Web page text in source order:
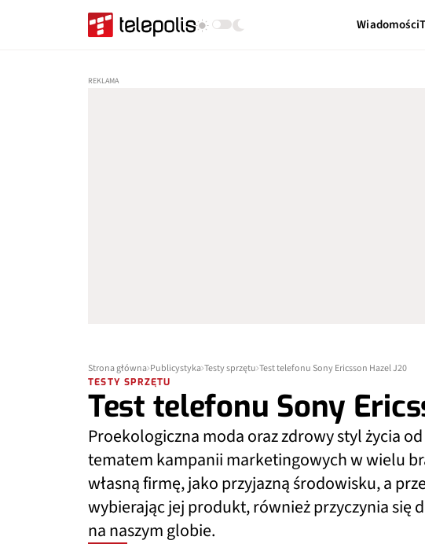
Wiadomości
Strona główna Publicystyka Testy sprzętu Test telefonu Sony Ericsson Hazel J20
TESTY SPRZĘTU
Test telefonu Sony
Proekologiczna moda oraz zdrowy styl życia od
tematem kampanii marketingowych w wielu
własną firmę, jako przyjazną środowisku, a
wybierając jej produkt, również przyczynia się
na naszym globie.